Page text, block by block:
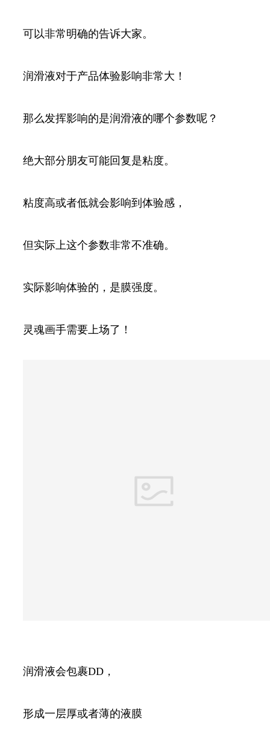
可以非常明确的告诉大家。
润滑液对于产品体验影响非常大！
那么发挥影响的是润滑液的哪个参数呢？
绝大部分朋友可能回复是粘度。
粘度高或者低就会影响到体验感，
但实际上这个参数非常不准确。
实际影响体验的，是膜强度。
灵魂画手需要上场了！
润滑液会包裹DD，
形成一层厚或者薄的液膜